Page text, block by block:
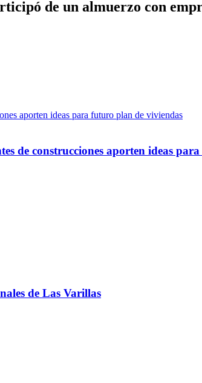
de construcciones aporten ideas
de Las Varillas
de un almuerzo con